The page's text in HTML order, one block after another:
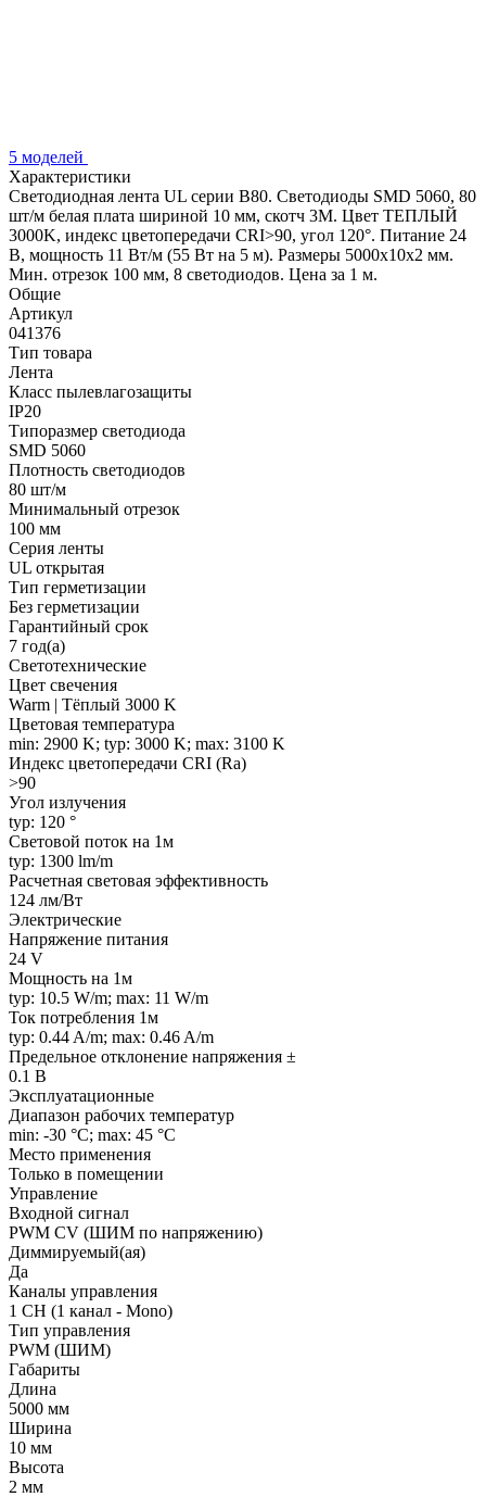
5 моделей
Характеристики
Светодиодная лента UL серии B80. Светодиоды SMD 5060, 80
шт/м белая плата шириной 10 мм, скотч 3M. Цвет ТЕПЛЫЙ
3000K, индекс цветопередачи CRI>90, угол 120°. Питание 24
В, мощность 11 Вт/м (55 Вт на 5 м). Размеры 5000x10x2 мм.
Мин. отрезок 100 мм, 8 светодиодов. Цена за 1 м.
Общие
Артикул
041376
Тип товара
Лента
Класс пылевлагозащиты
IP20
Типоразмер светодиода
SMD 5060
Плотность светодиодов
80 шт/м
Минимальный отрезок
100 мм
Серия ленты
UL открытая
Тип герметизации
Без герметизации
Гарантийный срок
7 год(а)
Светотехнические
Цвет свечения
Warm | Тёплый 3000 K
Цветовая температура
min: 2900 K; typ: 3000 K; max: 3100 K
Индекс цветопередачи CRI (Ra)
>90
Угол излучения
typ: 120 °
Световой поток на 1м
typ: 1300 lm/m
Расчетная световая эффективность
124 лм/Вт
Электрические
Напряжение питания
24 V
Мощность на 1м
typ: 10.5 W/m; max: 11 W/m
Ток потребления 1м
typ: 0.44 A/m; max: 0.46 A/m
Предельное отклонение напряжения ±
0.1 В
Эксплуатационные
Диапазон рабочих температур
min: -30 °C; max: 45 °C
Место применения
Только в помещении
Управление
Входной сигнал
PWM СV (ШИМ по напряжению)
Диммируемый(ая)
Да
Каналы управления
1 CH (1 канал - Mono)
Тип управления
PWM (ШИМ)
Габариты
Длина
5000 мм
Ширина
10 мм
Высота
2 мм